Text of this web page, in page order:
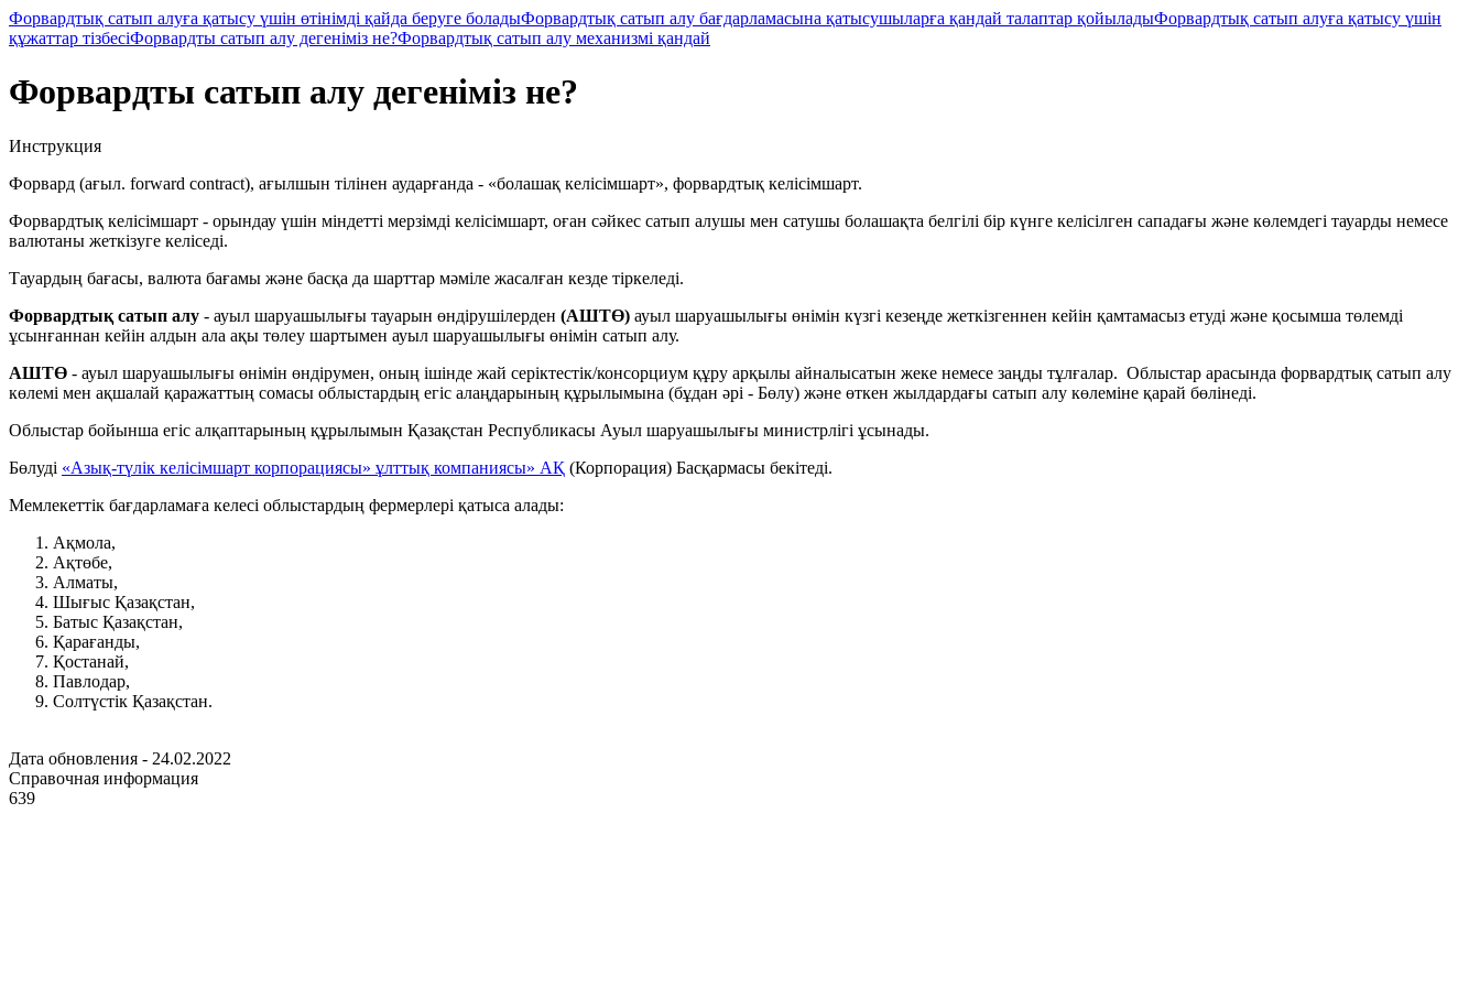
Форвардтық сатып алуға қатысу үшін өтінімді қайда беруге боладыФорвардтық сатып алу бағдарламасына қатысушыларға қандай талаптар қойыладыФорвардтық сатып алуға қатысу үшін
құжаттар тізбесіФорвардты сатып алу дегеніміз не?Форвардтық сатып алу механизмі қандай
Форвардты сатып алу дегеніміз не?
Инструкция
Форвард (ағыл. forward contract), ағылшын тілінен аударғанда - «болашақ келісімшарт», форвардтық келісімшарт.
Форвардтық келісімшарт - орындау үшін міндетті мерзімді келісімшарт, оған сәйкес сатып алушы мен сатушы болашақта белгілі бір күнге келісілген сападағы және көлемдегі тауарды немесе
валютаны жеткізуге келіседі.
Тауардың бағасы, валюта бағамы және басқа да шарттар мәміле жасалған кезде тіркеледі.
Форвардтық сатып алу - ауыл шаруашылығы тауарын өндірушілерден (АШТӨ) ауыл шаруашылығы өнімін күзгі кезеңде жеткізгеннен кейін қамтамасыз етуді және қосымша төлемді
ұсынғаннан кейін алдын ала ақы төлеу шартымен ауыл шаруашылығы өнімін сатып алу.
АШТӨ - ауыл шаруашылығы өнімін өндірумен, оның ішінде жай серіктестік/консорциум құру арқылы айналысатын жеке немесе заңды тұлғалар. Облыстар арасында форвардтық сатып алу
көлемі мен ақшалай қаражаттың сомасы облыстардың егіс алаңдарының құрылымына (бұдан әрі - Бөлу) және өткен жылдардағы сатып алу көлеміне қарай бөлінеді.
Облыстар бойынша егіс алқаптарының құрылымын Қазақстан Республикасы Ауыл шаруашылығы министрлігі ұсынады.
Бөлуді «Азық-түлік келісімшарт корпорациясы» ұлттық компаниясы» АҚ (Корпорация) Басқармасы бекітеді.
Мемлекеттік бағдарламаға келесі облыстардың фермерлері қатыса алады:
Ақмола,
Ақтөбе,
Алматы,
Шығыс Қазақстан,
Батыс Қазақстан,
Қарағанды,
Қостанай,
Павлодар,
Солтүстік Қазақстан.
Дата обновления - 24.02.2022
Справочная информация
639